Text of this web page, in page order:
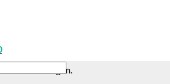
i varukorgen.